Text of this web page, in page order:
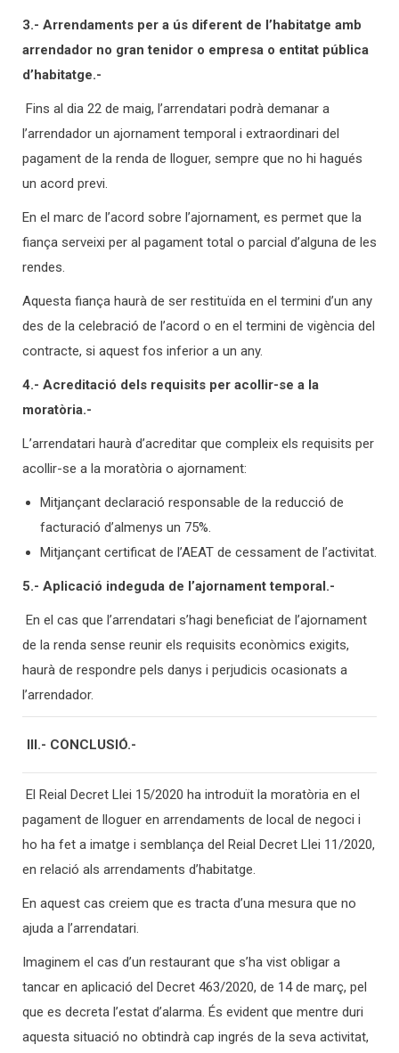
3.- Arrendaments per a ús diferent de l’habitatge amb
arrendador no gran tenidor o empresa o entitat pública
d’habitatge.-
Fins al dia 22 de maig, l’arrendatari podrà demanar a
l’arrendador un ajornament temporal i extraordinari del
pagament de la renda de lloguer, sempre que no hi hagués
un acord previ.
En el marc de l’acord sobre l’ajornament, es permet que la
fiança serveixi per al pagament total o parcial d’alguna de les
rendes.
Aquesta fiança haurà de ser restituïda en el termini d’un any
des de la celebració de l’acord o en el termini de vigència del
contracte, si aquest fos inferior a un any.
4.- Acreditació dels requisits per acollir-se a la
moratòria.-
L’arrendatari haurà d’acreditar que compleix els requisits per
acollir-se a la moratòria o ajornament:
Mitjançant declaració responsable de la reducció de
facturació d’almenys un 75%.
Mitjançant certificat de l’AEAT de cessament de l’activitat.
5.- Aplicació indeguda de l’ajornament temporal.-
En el cas que l’arrendatari s’hagi beneficiat de l’ajornament
de la renda sense reunir els requisits econòmics exigits,
haurà de respondre pels danys i perjudicis ocasionats a
l’arrendador.
III.- CONCLUSIÓ.-
El Reial Decret Llei 15/2020 ha introduït la moratòria en el
pagament de lloguer en arrendaments de local de negoci i
ho ha fet a imatge i semblança del Reial Decret Llei 11/2020,
en relació als arrendaments d’habitatge.
En aquest cas creiem que es tracta d’una mesura que no
ajuda a l’arrendatari.
Imaginem el cas d’un restaurant que s’ha vist obligar a
tancar en aplicació del Decret 463/2020, de 14 de març, pel
que es decreta l’estat d’alarma. És evident que mentre duri
aquesta situació no obtindrà cap ingrés de la seva activitat,